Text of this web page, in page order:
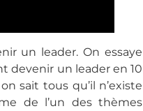
un leader. On essaye
devenir un leader en 10
sait tous qu’il n’existe
de l’un des thèmes